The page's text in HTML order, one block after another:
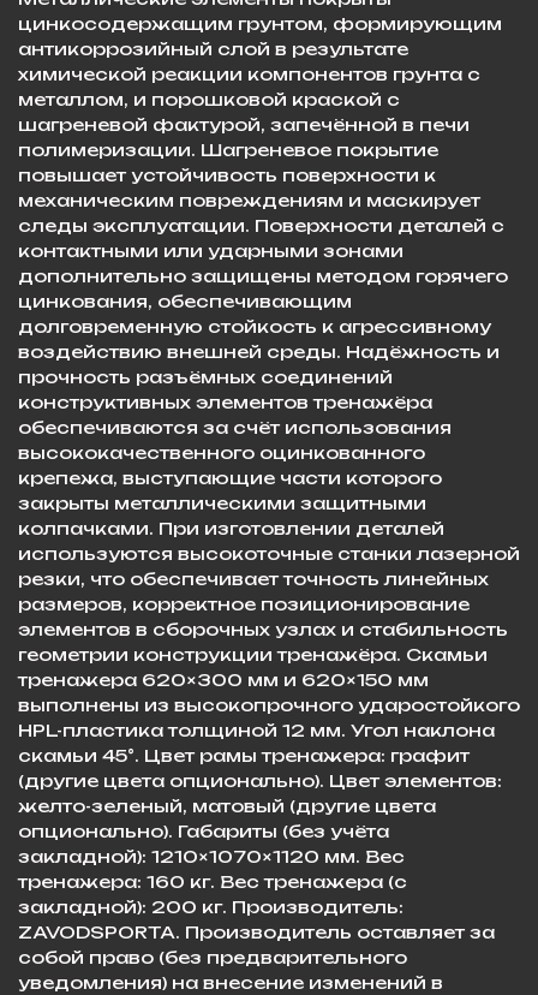
цинкосодержащим грунтом, формирующим
антикоррозийный слой в результате
химической реакции компонентов грунта с
металлом, и порошковой краской с
шагреневой фактурой, запечённой в печи
полимеризации. Шагреневое покрытие
повышает устойчивость поверхности к
механическим повреждениям и маскирует
следы эксплуатации. Поверхности деталей с
контактными или ударными зонами
дополнительно защищены методом горячего
цинкования, обеспечивающим
долговременную стойкость к агрессивному
воздействию внешней среды. Надёжность и
прочность разъёмных соединений
конструктивных элементов тренажёра
обеспечиваются за счёт использования
высококачественного оцинкованного
крепежа, выступающие части которого
закрыты металлическими защитными
колпачками. При изготовлении деталей
используются высокоточные станки лазерной
резки, что обеспечивает точность линейных
размеров, корректное позиционирование
элементов в сборочных узлах и стабильность
геометрии конструкции тренажёра. Скамьи
тренажера 620×300 мм и 620×150 мм
выполнены из высокопрочного ударостойкого
HPL-пластика толщиной 12 мм. Угол наклона
скамьи 45°. Цвет рамы тренажера: графит
(другие цвета опционально). Цвет элементов:
желто-зеленый, матовый (другие цвета
опционально). Габариты (без учёта
закладной): 1210×1070×1120 мм. Вес
тренажера: 160 кг. Вес тренажера (с
закладной): 200 кг. Производитель:
ZAVODSPORTA. Производитель оставляет за
собой право (без предварительного
уведомления) на внесение изменений в